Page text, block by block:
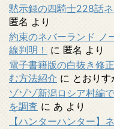
黙示録の四騎士228話
匿名 より
約束のネバーランド ノ
線判明！
に 匿名 より
電子書籍版の白抜き修
む方法紹介 に とおりす
ゾゾゾ新潟ロシア村編
を調査 に あ より
【ハンターハンター】